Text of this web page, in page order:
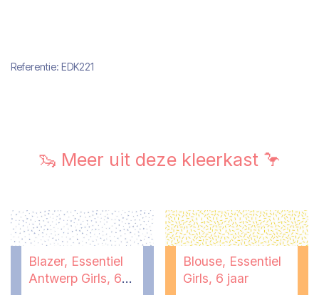
Referentie: EDK221
🦦 Meer uit deze kleerkast 🦩
Blazer, Essentiel
Antwerp Girls, 6
Blouse, Essentiel
Girls, 6 jaar